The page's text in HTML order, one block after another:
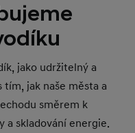
jako udržitelný a
jak naše města a
směrem k
skladování energie.